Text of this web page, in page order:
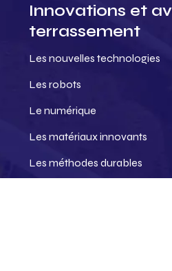
Innovations et
terrassement
Les nouvelles technologies
Les robots
Le numérique
Les matériaux innovants
Les méthodes durables